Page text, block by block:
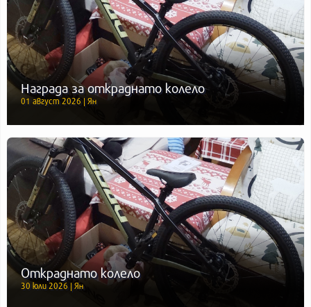
Награда за откраднато колело
01 август 2026 | Ян
Откраднато колело
30 юли 2026 | Ян